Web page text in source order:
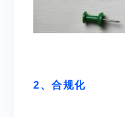
2、合规化